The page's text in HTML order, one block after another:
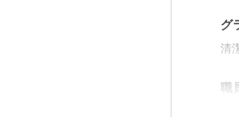
グ
清
職